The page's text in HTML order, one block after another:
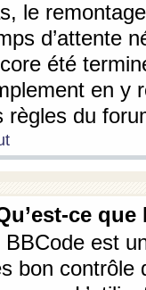
le
d’attente
été
en y
règles du
ce
BBCode est
bon contrôle